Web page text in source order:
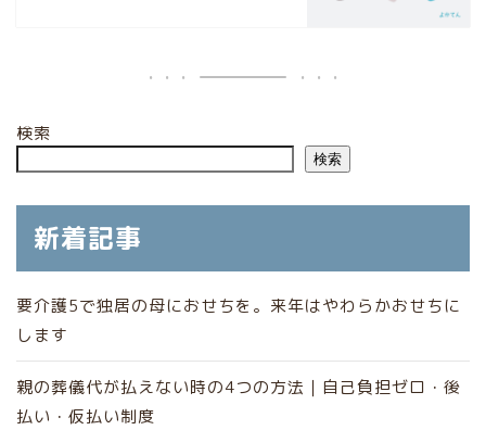
検索
検索
新着記事
要介護5で独居の母におせちを。来年はやわらかおせちに
します
親の葬儀代が払えない時の4つの方法｜自己負担ゼロ・後
払い・仮払い制度